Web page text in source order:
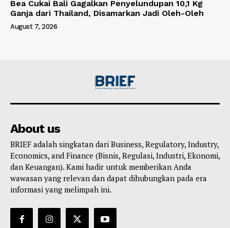
Bea Cukai Bali Gagalkan Penyelundupan 10,1 Kg
Ganja dari Thailand, Disamarkan Jadi Oleh-Oleh
August 7, 2026
About us
BRIEF adalah singkatan dari Business, Regulatory, Industry,
Economics, and Finance (Bisnis, Regulasi, Industri, Ekonomi,
dan Keuangan). Kami hadir untuk memberikan Anda
wawasan yang relevan dan dapat dihubungkan pada era
informasi yang melimpah ini.